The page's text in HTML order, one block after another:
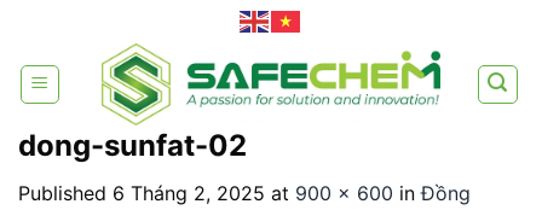
content
dong-sunfat-02
Published 6 Tháng 2, 2025 at 900 × 600 inĐồng